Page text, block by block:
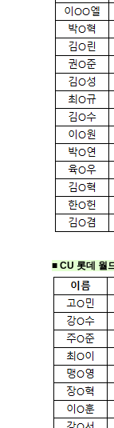
■ CU 롯데 월